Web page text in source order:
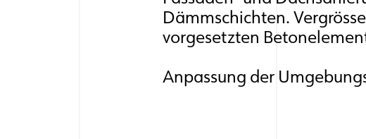
Dämmschichten.
vorgesetzten
Anpassung der